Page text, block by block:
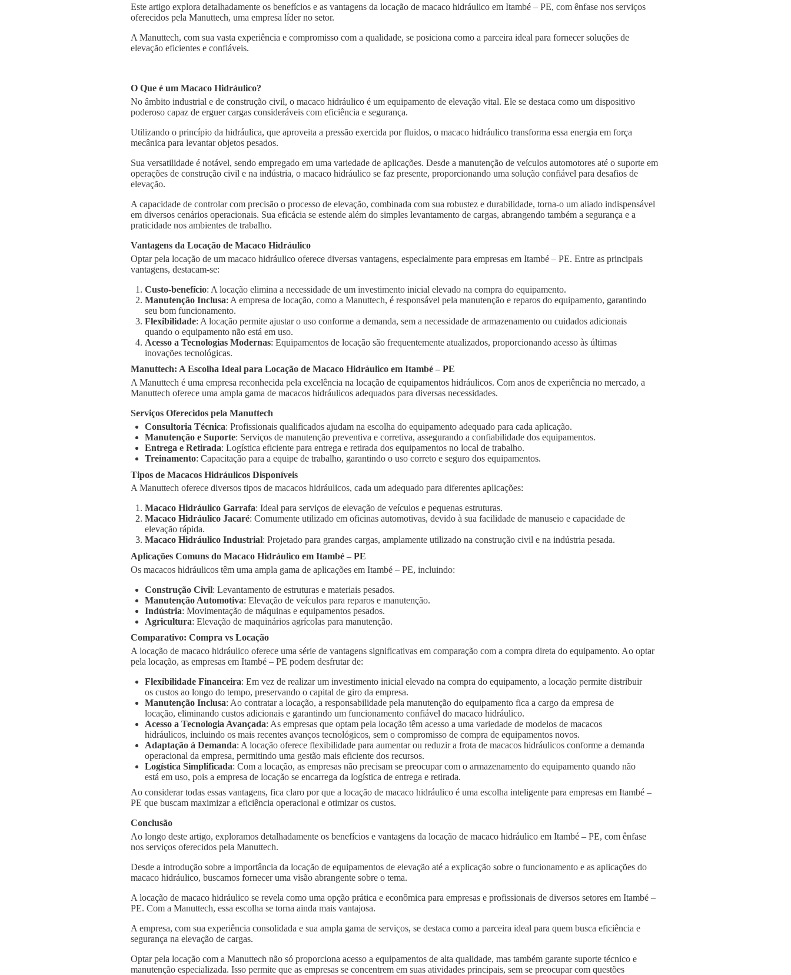
Este artigo explora detalhadamente os benefícios e as vantagens da locação de macaco hidráulico em Itambé – PE, com ênfase nos serviços
oferecidos pela Manuttech, uma empresa líder no setor.
A Manuttech, com sua vasta experiência e compromisso com a qualidade, se posiciona como a parceira ideal para fornecer soluções de
elevação eficientes e confiáveis.
O Que é um Macaco Hidráulico?
No âmbito industrial e de construção civil, o macaco hidráulico é um equipamento de elevação vital. Ele se destaca como um dispositivo
poderoso capaz de erguer cargas consideráveis com eficiência e segurança.
Utilizando o princípio da hidráulica, que aproveita a pressão exercida por fluidos, o macaco hidráulico transforma essa energia em força
mecânica para levantar objetos pesados.
Sua versatilidade é notável, sendo empregado em uma variedade de aplicações. Desde a manutenção de veículos automotores até o suporte em
operações de construção civil e na indústria, o macaco hidráulico se faz presente, proporcionando uma solução confiável para desafios de
elevação.
A capacidade de controlar com precisão o processo de elevação, combinada com sua robustez e durabilidade, torna-o um aliado indispensável
em diversos cenários operacionais. Sua eficácia se estende além do simples levantamento de cargas, abrangendo também a segurança e a
praticidade nos ambientes de trabalho.
Vantagens da Locação de Macaco Hidráulico
Optar pela locação de um macaco hidráulico oferece diversas vantagens, especialmente para empresas em Itambé – PE. Entre as principais
vantagens, destacam-se:
Custo-benefício: A locação elimina a necessidade de um investimento inicial elevado na compra do equipamento.
Manutenção Inclusa: A empresa de locação, como a Manuttech, é responsável pela manutenção e reparos do equipamento, garantindo
seu bom funcionamento.
Flexibilidade: A locação permite ajustar o uso conforme a demanda, sem a necessidade de armazenamento ou cuidados adicionais
quando o equipamento não está em uso.
Acesso a Tecnologias Modernas: Equipamentos de locação são frequentemente atualizados, proporcionando acesso às últimas
inovações tecnológicas.
Manuttech: A Escolha Ideal para Locação de Macaco Hidráulico em Itambé – PE
A Manuttech é uma empresa reconhecida pela excelência na locação de equipamentos hidráulicos. Com anos de experiência no mercado, a
Manuttech oferece uma ampla gama de macacos hidráulicos adequados para diversas necessidades.
Serviços Oferecidos pela Manuttech
Consultoria Técnica: Profissionais qualificados ajudam na escolha do equipamento adequado para cada aplicação.
Manutenção e Suporte: Serviços de manutenção preventiva e corretiva, assegurando a confiabilidade dos equipamentos.
Entrega e Retirada: Logística eficiente para entrega e retirada dos equipamentos no local de trabalho.
Treinamento: Capacitação para a equipe de trabalho, garantindo o uso correto e seguro dos equipamentos.
Tipos de Macacos Hidráulicos Disponíveis
A Manuttech oferece diversos tipos de macacos hidráulicos, cada um adequado para diferentes aplicações:
Macaco Hidráulico Garrafa: Ideal para serviços de elevação de veículos e pequenas estruturas.
Macaco Hidráulico Jacaré: Comumente utilizado em oficinas automotivas, devido à sua facilidade de manuseio e capacidade de
elevação rápida.
Macaco Hidráulico Industrial: Projetado para grandes cargas, amplamente utilizado na construção civil e na indústria pesada.
Aplicações Comuns do Macaco Hidráulico em Itambé – PE
Os macacos hidráulicos têm uma ampla gama de aplicações em Itambé – PE, incluindo:
Construção Civil: Levantamento de estruturas e materiais pesados.
Manutenção Automotiva: Elevação de veículos para reparos e manutenção.
Indústria: Movimentação de máquinas e equipamentos pesados.
Agricultura: Elevação de maquinários agrícolas para manutenção.
Comparativo: Compra vs Locação
A locação de macaco hidráulico oferece uma série de vantagens significativas em comparação com a compra direta do equipamento. Ao optar
pela locação, as empresas em Itambé – PE podem desfrutar de:
Flexibilidade Financeira: Em vez de realizar um investimento inicial elevado na compra do equipamento, a locação permite distribuir
os custos ao longo do tempo, preservando o capital de giro da empresa.
Manutenção Inclusa: Ao contratar a locação, a responsabilidade pela manutenção do equipamento fica a cargo da empresa de
locação, eliminando custos adicionais e garantindo um funcionamento confiável do macaco hidráulico.
Acesso a Tecnologia Avançada: As empresas que optam pela locação têm acesso a uma variedade de modelos de macacos
hidráulicos, incluindo os mais recentes avanços tecnológicos, sem o compromisso de compra de equipamentos novos.
Adaptação à Demanda: A locação oferece flexibilidade para aumentar ou reduzir a frota de macacos hidráulicos conforme a demanda
operacional da empresa, permitindo uma gestão mais eficiente dos recursos.
Logística Simplificada: Com a locação, as empresas não precisam se preocupar com o armazenamento do equipamento quando não
está em uso, pois a empresa de locação se encarrega da logística de entrega e retirada.
Ao considerar todas essas vantagens, fica claro por que a locação de macaco hidráulico é uma escolha inteligente para empresas em Itambé –
PE que buscam maximizar a eficiência operacional e otimizar os custos.
Conclusão
Ao longo deste artigo, exploramos detalhadamente os benefícios e vantagens da locação de macaco hidráulico em Itambé – PE, com ênfase
nos serviços oferecidos pela Manuttech.
Desde a introdução sobre a importância da locação de equipamentos de elevação até a explicação sobre o funcionamento e as aplicações do
macaco hidráulico, buscamos fornecer uma visão abrangente sobre o tema.
A locação de macaco hidráulico se revela como uma opção prática e econômica para empresas e profissionais de diversos setores em Itambé –
PE. Com a Manuttech, essa escolha se torna ainda mais vantajosa.
A empresa, com sua experiência consolidada e sua ampla gama de serviços, se destaca como a parceira ideal para quem busca eficiência e
segurança na elevação de cargas.
Optar pela locação com a Manuttech não só proporciona acesso a equipamentos de alta qualidade, mas também garante suporte técnico e
manutenção especializada. Isso permite que as empresas se concentrem em suas atividades principais, sem se preocupar com questões